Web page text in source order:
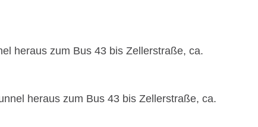
heraus zum Bus 43 bis Zellerstraße, ca.
heraus zum Bus 43 bis Zellerstraße, ca.